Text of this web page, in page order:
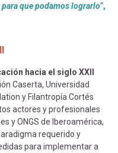
que podamos lograrlo”,
hacia el siglo XXII
Caserta, Universidad
y Filantropía Cortés
actores y profesionales
y ONGS de Iberoamérica,
requerido y
para implementar a